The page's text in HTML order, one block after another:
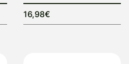
16,98€